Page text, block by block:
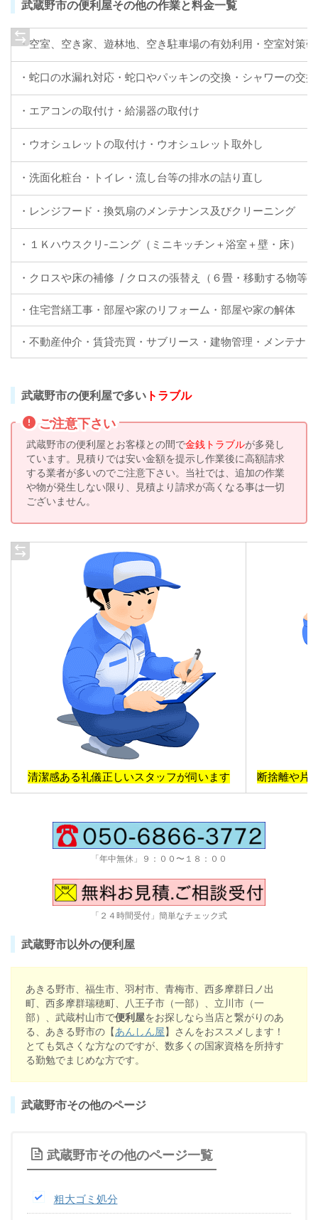
武蔵野市の便利屋その他の作業と料金一覧
・空室、空き家、遊林地、空き駐車場の有効利用・空室対策
・蛇口の水漏れ対応・蛇口やパッキンの交換・シャワーの交換
・エアコンの取付け・給湯器の取付け
・ウオシュレットの取付け・ウオシュレット取外し
・洗面化粧台・トイレ・流し台等の排水の詰り直し
・レンジフード・換気扇のメンテナンス及びクリーニング
・１Ｋハウスクリ-ニング（ミニキッチン＋浴室＋壁・床）
・クロスや床の補修 / クロスの張替え（６畳・移動する物等
・住宅営繕工事・部屋や家のリフォーム・部屋や家の解体
・不動産仲介・賃貸売買・サブリース・建物管理・メンテナ
武蔵野市の便利屋で多い トラブル
ご注意下さい
武蔵野市の便利屋とお客様との間で金銭トラブルが多発し
ています。見積りでは安い金額を提示し作業後に高額請求
する業者が多いのでご注意下さい。当社では、追加の作業
や物が発生しない限り、見積より請求が高くなる事は一切
ございません。
清潔感ある礼儀正しいスタッフが伺います 断捨離や片
「年中無休」９：００〜１８：００
「２４時間受付」簡単なチェック式
武蔵野市以外の便利屋
あきる野市、福生市、羽村市、青梅市、西多摩群日ノ出
町、西多摩群瑞穂町、八王子市（一部）、立川市（一
部）、武蔵村山市で便利屋をお探しなら当店と繋がりのあ
る、あきる野市の【あんしん屋】さんをおススメします！
とても気さくな方なのですが、数多くの国家資格を所持す
る勤勉でまじめな方です。
武蔵野市その他のページ
武蔵野市その他のページ一覧
粗大ゴミ処分